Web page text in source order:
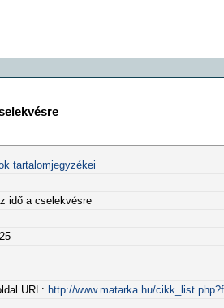
tartalomjegyzékei
idő a cselekvésre
URL: http://www.matarka.hu/